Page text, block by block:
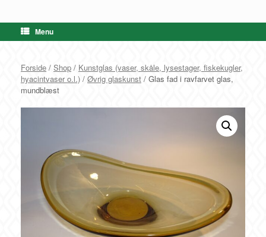
Menu
Forside / Shop / Kunstglas (vaser, skåle, lysestager, fiskekugler,
hyacintvaser o.l.) / Øvrig glaskunst / Glas fad i ravfarvet glas,
mundblæst